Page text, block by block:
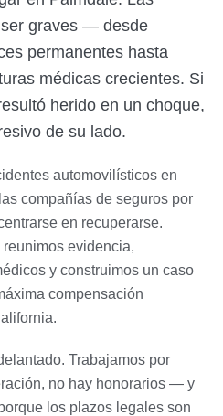
graves — desde
permanentes hasta
médicas crecientes. Si
herido en un choque,
de su lado.
automovilísticos en
compañías de seguros por
en recuperarse.
reunimos evidencia,
y construimos un caso
compensación
Trabajamos por
no hay honorarios — y
los plazos legales son